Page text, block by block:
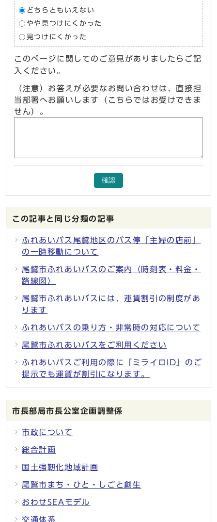
どちらともいえない
やや見つけにくかった
見つけにくかった
このページに関してのご意見がありましたらご記
入ください。
（注意）お答えが必要なお問い合わせは、直接担
当部署へお願いします（こちらではお受けできま
せん）。
確認
この記事と同じ分類の記事
ふれあいバス尾鷲地区のバス停「主婦の店前」
の一時移動について
尾鷲市ふれあいバスのご案内（時刻表・料金・
路線図）
尾鷲市ふれあいバスには、運賃割引の制度があ
ります
ふれあいバスの乗り方・非常時の対応について
尾鷲市ふれあいバスをご利用ください
ふれあいバスご利用の際に「ミライロID」のご
提示でも運賃が割引になります。
市長部局市長公室企画調整係
市政について
総合計画
国土強靭化地域計画
尾鷲市まち・ひと・しごと創生
おわせSEAモデル
交通体系